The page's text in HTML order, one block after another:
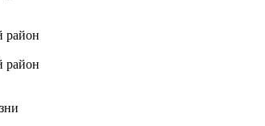
район
район